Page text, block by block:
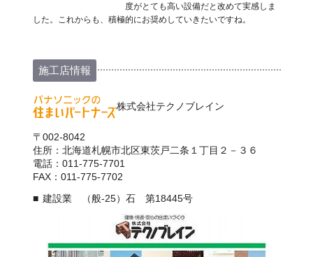
度がとても高い設備だと改めて実感しま
した。これからも、積極的にお奨めしていきたいですね。
施工店情報
株式会社テクノブレイン
〒002-8042
住所：北海道札幌市北区東茨戸二条１丁目２－３６
電話：011-775-7701
FAX：011-775-7702
建設業 （般-25）石 第18445号